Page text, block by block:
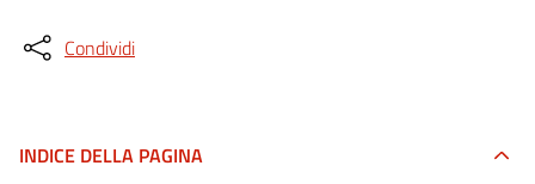
Condividi
INDICE DELLA PAGINA